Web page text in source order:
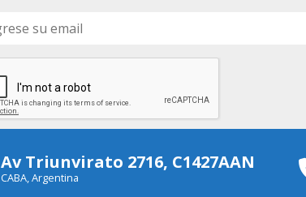
Av Triunvirato 2716, C1427AAN
CABA, Argentina